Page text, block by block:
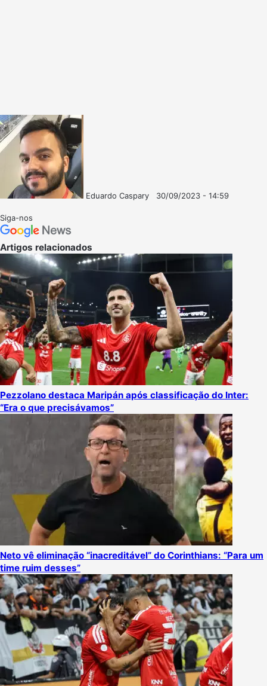
Eduardo Caspary
30/09/2023 - 14:59
Siga-nos
Artigos relacionados
Pezzolano destaca Maripán após classificação do Inter:
“Era o que precisávamos”
Neto vê eliminação “inacreditável” do Corinthians: “Para um
time ruim desses”